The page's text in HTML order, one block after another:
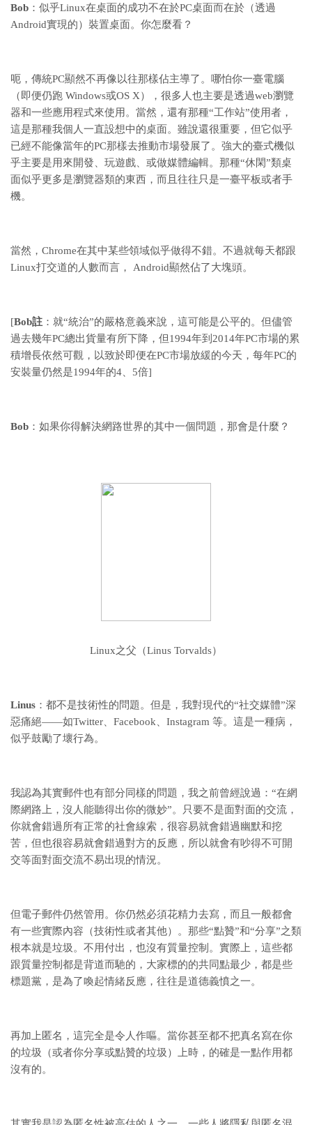
Bob ：似乎Linux在桌面的成功不在於PC桌面而在於（透過
Android實現的）裝置桌面。你怎麼看？
呃，傳統PC顯然不再像以往那樣佔主導了。哪怕你一臺電腦
（即便仍跑 Windows或OS X），很多人也主要是透過web瀏覽
器和一些應用程式來使用。當然，還有那種“工作站”使用者，
這是那種我個人一直設想中的桌面。雖說還很重要，但它似乎
已經不能像當年的PC那樣去推動市場發展了。強大的臺式機似
乎主要是用來開發、玩遊戲、或做媒體編輯。那種“休閑”類桌
面似乎更多是瀏覽器類的東西，而且往往只是一臺平板或者手
機。
當然，Chrome在其中某些領域似乎做得不錯。不過就每天都跟
Linux打交道的人數而言， Android顯然佔了大塊頭。
[Bob註 ：就“統治”的嚴格意義來說，這可能是公平的。但儘管
過去幾年PC總出貨量有所下降，但1994年到2014年PC市場的累
積增長依然可觀，以致於即便在PC市場放緩的今天，每年PC的
安裝量仍然是1994年的4、5倍]
Bob ：如果你得解決網路世界的其中一個問題，那會是什麼？
Linux之父（Linus Torvalds）
Linus ：都不是技術性的問題。但是，我對現代的“社交媒體”深
惡痛絕——如Twitter、Facebook、Instagram 等。這是一種病，
似乎鼓勵了壞行為。
我認為其實郵件也有部分同樣的問題，我之前曾經說過：“在網
際網路上，沒人能聽得出你的微妙”。只要不是面對面的交流，
你就會錯過所有正常的社會線索，很容易就會錯過幽默和挖
苦，但也很容易就會錯過對方的反應，所以就會有吵得不可開
交等面對面交流不易出現的情況。
但電子郵件仍然管用。你仍然必須花精力去寫，而且一般都會
有一些實際內容（技術性或者其他）。那些“點贊”和“分享”之類
根本就是垃圾。不用付出，也沒有質量控制。實際上，這些都
跟質量控制都是背道而馳的，大家標的的共同點最少，都是些
標題黨，是為了喚起情緒反應，往往是道德義憤之一。
再加上匿名，這完全是令人作嘔。當你甚至都不把真名寫在你
的垃圾（或者你分享或點贊的垃圾）上時，的確是一點作用都
沒有的。